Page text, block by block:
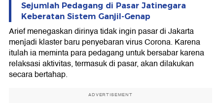
Sejumlah Pedagang di Pasar Jatinegara
Keberatan Sistem Ganjil-Genap
Arief menegaskan dirinya tidak ingin pasar di Jakarta
menjadi klaster baru penyebaran virus Corona. Karena
itulah ia meminta para pedagang untuk bersabar karena
relaksasi aktivitas, termasuk di pasar, akan dilakukan
secara bertahap.
ADVERTISEMENT